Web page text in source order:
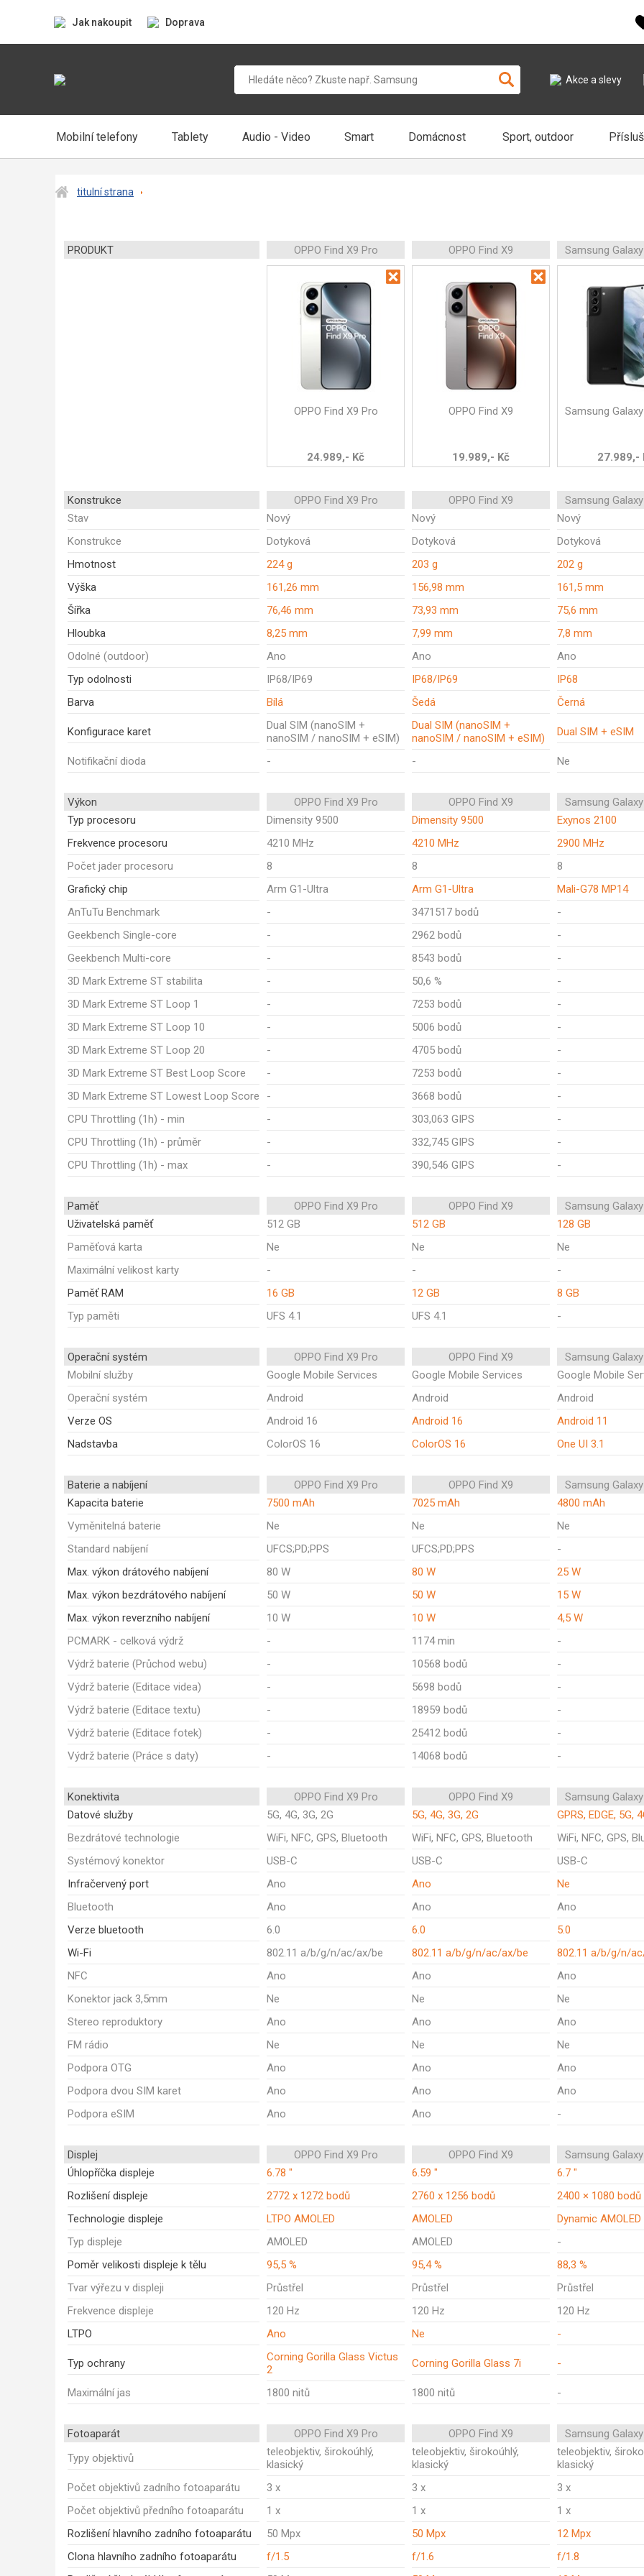
Jak nakoupit Doprava
Akce a slevy
Mobilní telefony Tablety Audio - Video Smart Domácnost Sport, outdoor
titulní strana
PRODUKT OPPO Find X9 Pro OPPO Find X9 Samsung
OPPO Find X9 Pro
24.989,- Kč
OPPO Find X9
19.989,- Kč
Samsung
27.989,-
Konstrukce OPPO Find X9 Pro OPPO Find X9
Samsung
Stav
Nový Nový
Nový
Konstrukce
Dotyková Dotyková
Dotyková
Hmotnost
224 g 203 g
202 g
Výška
161,26 mm 156,98 mm
161,5 mm
Šířka
76,46 mm 73,93 mm
75,6 mm
Hloubka
8,25 mm 7,99 mm
7,8 mm
Odolné (outdoor)
Ano Ano
Ano
Typ odolnosti
IP68/IP69 IP68/IP69
IP68
Barva
Bílá Šedá Černá
Konfigurace karet
Dual SIM (nanoSIM +
nanoSIM / nanoSIM + eSIM)
Dual SIM (nanoSIM +
nanoSIM / nanoSIM + eSIM)
Dual SIM + eSIM
Notifikační dioda - - Ne
Výkon OPPO Find X9 Pro OPPO Find X9
Samsung
Typ procesoru
Dimensity 9500 Dimensity 9500
Exynos 2100
Frekvence procesoru
4210 MHz 4210 MHz
2900 MHz
Počet jader procesoru
8 8
8
Grafický chip
Arm G1-Ultra Arm G1-Ultra
Mali-G78 MP14
AnTuTu Benchmark
- 3471517 bodů
-
Geekbench Single-core
- 2962 bodů
-
Geekbench Multi-core
- 8543 bodů
-
3D Mark Extreme ST stabilita
- 50,6 %
-
3D Mark Extreme ST Loop 1
- 7253 bodů
-
3D Mark Extreme ST Loop 10
- 5006 bodů
-
3D Mark Extreme ST Loop 20
- 4705 bodů
-
3D Mark Extreme ST Best Loop Score
- 7253 bodů
-
3D Mark Extreme ST Lowest Loop Score
- 3668 bodů
-
CPU Throttling (1h) - min
- 303,063 GIPS
-
CPU Throttling (1h) - průměr
- 332,745 GIPS
-
CPU Throttling (1h) - max
- 390,546 GIPS -
Paměť OPPO Find X9 Pro OPPO Find X9
Samsung
Uživatelská paměť
512 GB 512 GB
128 GB
Paměťová karta
Ne Ne
Ne
Maximální velikost karty
- -
-
Paměť RAM
16 GB 12 GB
8 GB
Typ paměti
UFS 4.1 UFS 4.1 -
Operační systém OPPO Find X9 Pro OPPO Find X9
Samsung
Mobilní služby
Google Mobile Services Google Mobile Services
Google Mobile
Operační systém
Android Android
Android
Verze OS
Android 16 Android 16
Android 11
Nadstavba
ColorOS 16 ColorOS 16 One UI 3.1
Baterie a nabíjení OPPO Find X9 Pro OPPO Find X9
Samsung
Kapacita baterie
7500 mAh 7025 mAh
4800 mAh
Vyměnitelná baterie
Ne Ne
Ne
Standard nabíjení
UFCS;PD;PPS UFCS;PD;PPS
-
Max. výkon drátového nabíjení
80 W 80 W
25 W
Max. výkon bezdrátového nabíjení
50 W 50 W
15 W
Max. výkon reverzního nabíjení
10 W 10 W
4,5 W
PCMARK - celková výdrž
- 1174 min
-
Výdrž baterie (Průchod webu)
- 10568 bodů
-
Výdrž baterie (Editace videa)
- 5698 bodů
-
Výdrž baterie (Editace textu)
- 18959 bodů
-
Výdrž baterie (Editace fotek)
- 25412 bodů
-
Výdrž baterie (Práce s daty)
- 14068 bodů -
Konektivita OPPO Find X9 Pro OPPO Find X9
Samsung
Datové služby
5G, 4G, 3G, 2G 5G, 4G, 3G, 2G
GPRS, EDGE, 5G,
Bezdrátové technologie
WiFi, NFC, GPS, Bluetooth WiFi, NFC, GPS, Bluetooth
WiFi, NFC, GPS,
Systémový konektor
USB-C USB-C
USB-C
Infračervený port
Ano Ano
Ne
Bluetooth
Ano Ano
Ano
Verze bluetooth
6.0 6.0
5.0
Wi-Fi
802.11 a/b/g/n/ac/ax/be 802.11 a/b/g/n/ac/ax/be
802.11 a/b/g/n/
NFC
Ano Ano
Ano
Konektor jack 3,5mm
Ne Ne
Ne
Stereo reproduktory
Ano Ano
Ano
FM rádio
Ne Ne
Ne
Podpora OTG
Ano Ano
Ano
Podpora dvou SIM karet
Ano Ano
Ano
Podpora eSIM
Ano Ano -
Displej OPPO Find X9 Pro OPPO Find X9
Samsung
Úhlopříčka displeje
6.78 " 6.59 "
6.7 "
Rozlišení displeje
2772 x 1272 bodů 2760 x 1256 bodů
2400 × 1080 bodů
Technologie displeje
LTPO AMOLED AMOLED
Dynamic AMOLED
Typ displeje
AMOLED AMOLED
-
Poměr velikosti displeje k tělu
95,5 % 95,4 %
88,3 %
Tvar výřezu v displeji
Průstřel Průstřel
Průstřel
Frekvence displeje
120 Hz 120 Hz
120 Hz
LTPO
Ano Ne -
Typ ochrany
Corning Gorilla Glass Victus
2
Corning Gorilla Glass 7i -
Maximální jas 1800 nitů 1800 nitů -
Fotoaparát OPPO Find X9 Pro OPPO Find X9
Samsung
Typy objektivů
teleobjektiv, širokoúhlý,
klasický
teleobjektiv, širokoúhlý,
klasický
teleobjektiv,
klasický
Počet objektivů zadního fotoaparátu
3 x 3 x
3 x
Počet objektivů předního fotoaparátu
1 x 1 x
1 x
Rozlišení hlavního zadního fotoaparátu
50 Mpx 50 Mpx
12 Mpx
Clona hlavního zadního fotoaparátu
f/1.5 f/1.6
f/1.8